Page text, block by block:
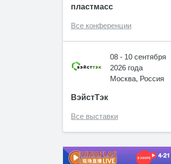
пластмасс
Все конференции
08 - 10 сентября
2026 года
Москва, Россия
ВэйстТэк
Все выставки